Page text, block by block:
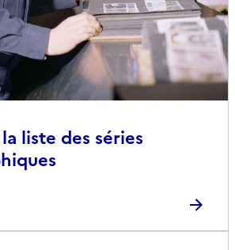
liste des séries